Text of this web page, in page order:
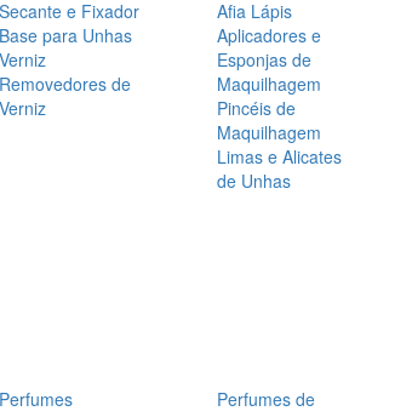
Secante e Fixador
Base para Unhas
Verniz
Removedores de
Verniz
Afia Lápis
Aplicadores e
Esponjas de
Maquilhagem
Pincéis de
Maquilhagem
Limas e Alicates
de Unhas
Perfumes
Perfumes de